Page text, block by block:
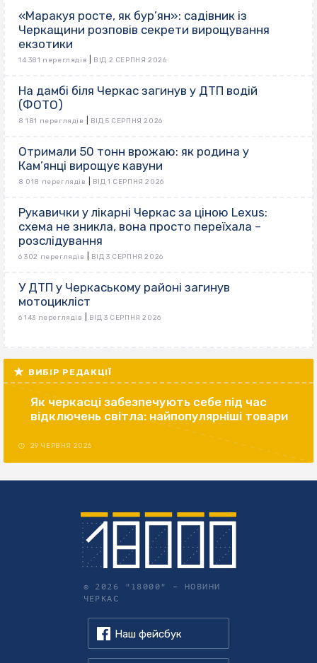
«Маракуя росте, як бур’ян»: садівник із
Черкащини розповів секрети вирощування
екзотики
14 381 переглядів ВІД 2 СЕРПНЯ 2026
На дамбі біля Черкас загинув у ДТП водій
(ФОТО)
8 181 переглядів ВІД 5 СЕРПНЯ 2026
Отримали 50 тонн врожаю: як родина у
Кам’янці вирощує кавуни
8 018 переглядів ВІД 1 СЕРПНЯ 2026
Рукавички у лікарні Черкас за ціною Lexus:
схема не зникла, вона просто переїхала –
розслідування
6 302 переглядів ВІД 3 СЕРПНЯ 2026
У ДТП у Черкаському районі загинув
мотоцикліст
6 143 переглядів ВІД 3 СЕРПНЯ 2026
ВИБІР РЕДАКЦІЇ
Як черкасці забезпечують себе під час
відключень світла: найпопулярніші товари
29 ЧЕРВНЯ 2026
© 2026 "18000" – НОВИНИ
ЧЕРКАС
Наш фейсбук